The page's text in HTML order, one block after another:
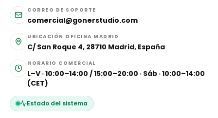
CORREO DE SOPORTE
comercial@gonerstudio.com
UBICACIÓN OFICINA MADRID
C/ San Roque 4, 28710 Madrid, España
HORARIO COMERCIAL
L–V · 10:00–14:00 / 15:00–20:00 · Sáb · 10:00–14:00
(CET)
Estado del sistema